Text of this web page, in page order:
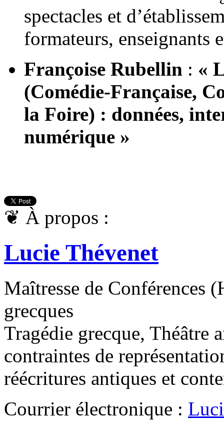
spectacles et
formateurs, enseignants
Françoise Rubellin : «
(Comédie-Française,
la Foire) : données,
numérique »
❦ À propos :
Lucie Thévenet
Maîtresse de Conférences
grecques
Tragédie grecque, Théâtre
contraintes de
réécritures antiques et
Courrier électronique :